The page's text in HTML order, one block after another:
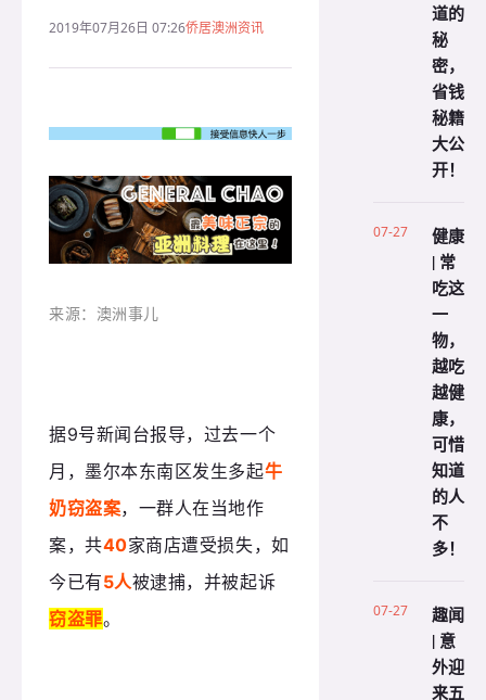
2019年07月26日 07:26侨居澳洲资讯
来源：澳洲事儿
据9号新闻台报导，过去一个
月，墨尔本东南区发生多起牛
奶窃盗案，一群人在当地作
案，共40家商店遭受损失，如
今已有5人被逮捕，并被起诉
窃盗罪。
道的
秘
密，
省钱
秘籍
大公
开！
07-27
健康
| 常
吃这
一
物，
越吃
越健
康，
可惜
知道
的人
不
多！
07-27
趣闻
| 意
外迎
来五